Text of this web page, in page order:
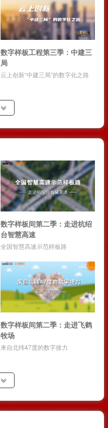
数字样板工程第三季：中建三
局
云上创新“中建三局”的数字化之路
数字样板间第二季：走进杭绍
台智慧高速
全国智慧高速示范样板路
数字样板间第二季：走进飞鹤
牧场
来自北纬47度的数字接力